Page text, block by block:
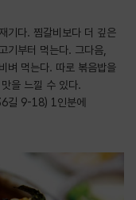
기다. 찜갈비보다 더 깊은
기부터 먹는다. 그다음,
벼 먹는다. 따로 볶음밥을
을 느낄 수 있다.
길 9-18) 1인분에